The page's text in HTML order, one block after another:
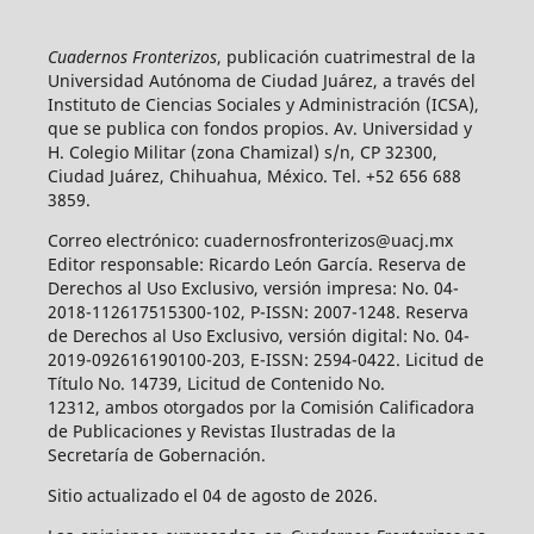
Cuadernos Fronterizos, publicación cuatrimestral de la
Universidad Autónoma de Ciudad Juárez, a través del
Instituto de Ciencias Sociales y Administración (ICSA),
que se publica con fondos propios. Av. Universidad y
H. Colegio Militar (zona Chamizal) s/n, CP 32300,
Ciudad Juárez, Chihuahua, México. Tel. +52 656 688
3859.
Correo electrónico: cuadernosfronterizos@uacj.mx
Editor responsable: Ricardo León García. Reserva de
Derechos al Uso Exclusivo, versión impresa: No. 04-
2018-112617515300-102, P-ISSN: 2007-1248. Reserva
de Derechos al Uso Exclusivo, versión digital: No. 04-
2019-092616190100-203, E-ISSN: 2594-0422. Licitud de
Título No. 14739, Licitud de Contenido No.
12312, ambos otorgados por la Comisión Calificadora
de Publicaciones y Revistas Ilustradas de la
Secretaría de Gobernación.
Sitio actualizado el 04 de agosto de 2026.